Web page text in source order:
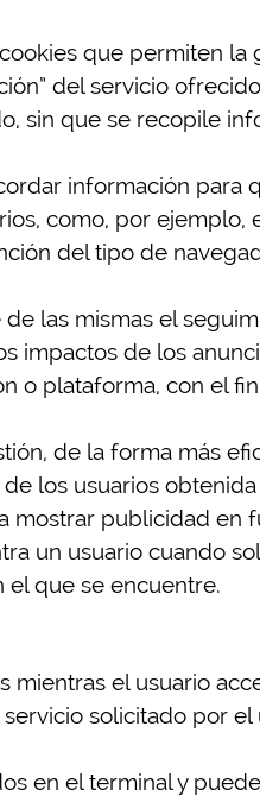
que permiten
del servicio
sin que se recopile
información para
como, por
del tipo de
las mismas el
impactos de los
o plataforma, con el
de la forma más
los usuarios
mostrar publicidad en
un usuario cuando
que se encuentre.
mientras el usuario
solicitado por
en el terminal y